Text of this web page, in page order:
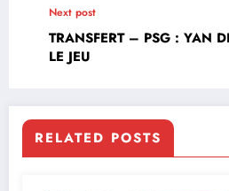
Next post
TRANSFERT – PSG : YAN
LE JEU
RELATED POSTS